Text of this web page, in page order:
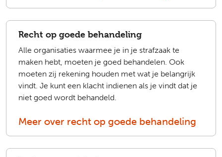
Recht op goede behandeling
Alle organisaties waarmee je in je strafzaak te
maken hebt, moeten je goed behandelen. Ook
moeten zij rekening houden met wat je belangrijk
vindt. Je kunt een klacht indienen als je vindt dat je
niet goed wordt behandeld.
Meer over recht op goede behandeling